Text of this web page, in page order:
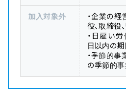
加入対象外
・企業の経
役、取締役
・日雇い
日以内の期
・季節的事
の季節的事